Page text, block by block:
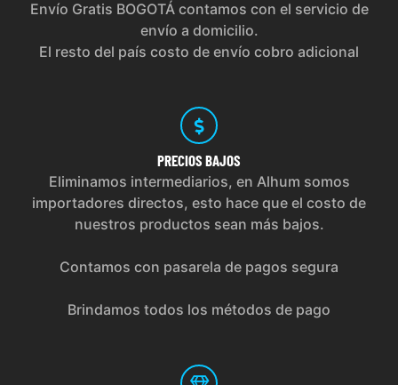
Envío Gratis BOGOTÁ contamos con el servicio de
envío a domicilio.
El resto del país costo de envío cobro adicional
PRECIOS BAJOS
Eliminamos intermediarios, en Alhum somos
importadores directos, esto hace que el costo de
nuestros productos sean más bajos.
Contamos con pasarela de pagos segura
Brindamos todos los métodos de pago